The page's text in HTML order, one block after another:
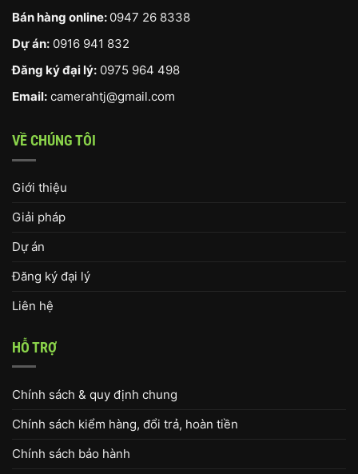
Bán hàng online: 0947 26 8338
Dự án: 0916 941 832
Đăng ký đại lý: 0975 964 498
Email: camerahtj@gmail.com
VỀ CHÚNG TÔI
Giới thiệu
Giải pháp
Dự án
Đăng ký đại lý
Liên hệ
HỖ TRỢ
Chính sách & quy định chung
Chính sách kiểm hàng, đổi trả, hoàn tiền
Chính sách bảo hành